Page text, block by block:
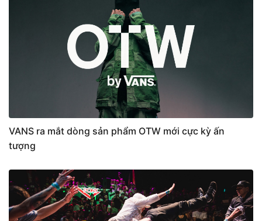
VANS ra mắt dòng sản phẩm OTW mới cực kỳ ấn
tượng